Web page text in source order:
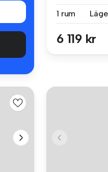
1 rum
6 119 kr